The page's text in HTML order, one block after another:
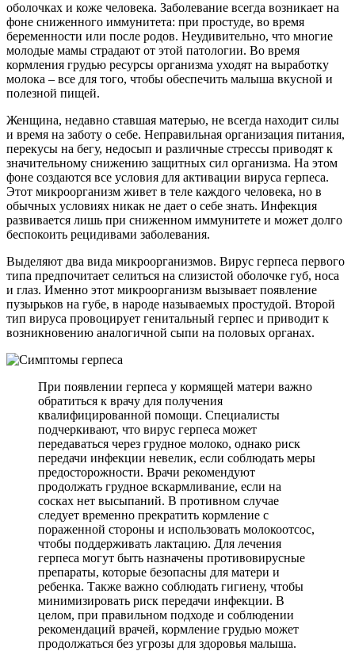
оболочках и коже человека. Заболевание всегда возникает на
фоне сниженного иммунитета: при простуде, во время
беременности или после родов. Неудивительно, что многие
молодые мамы страдают от этой патологии. Во время
кормления грудью ресурсы организма уходят на выработку
молока – все для того, чтобы обеспечить малыша вкусной и
полезной пищей.
Женщина, недавно ставшая матерью, не всегда находит силы
и время на заботу о себе. Неправильная организация питания,
перекусы на бегу, недосып и различные стрессы приводят к
значительному снижению защитных сил организма. На этом
фоне создаются все условия для активации вируса герпеса.
Этот микроорганизм живет в теле каждого человека, но в
обычных условиях никак не дает о себе знать. Инфекция
развивается лишь при сниженном иммунитете и может долго
беспокоить рецидивами заболевания.
Выделяют два вида микроорганизмов. Вирус герпеса первого
типа предпочитает селиться на слизистой оболочке губ, носа
и глаз. Именно этот микроорганизм вызывает появление
пузырьков на губе, в народе называемых простудой. Второй
тип вируса провоцирует генитальный герпес и приводит к
возникновению аналогичной сыпи на половых органах.
При появлении герпеса у кормящей матери важно
обратиться к врачу для получения
квалифицированной помощи. Специалисты
подчеркивают, что вирус герпеса может
передаваться через грудное молоко, однако риск
передачи инфекции невелик, если соблюдать меры
предосторожности. Врачи рекомендуют
продолжать грудное вскармливание, если на
сосках нет высыпаний. В противном случае
следует временно прекратить кормление с
пораженной стороны и использовать молокоотсос,
чтобы поддерживать лактацию. Для лечения
герпеса могут быть назначены противовирусные
препараты, которые безопасны для матери и
ребенка. Также важно соблюдать гигиену, чтобы
минимизировать риск передачи инфекции. В
целом, при правильном подходе и соблюдении
рекомендаций врачей, кормление грудью может
продолжаться без угрозы для здоровья малыша.